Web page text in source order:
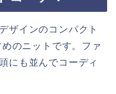
ザインのコンパクト
のニットです。ファ
にも並んでコーディ